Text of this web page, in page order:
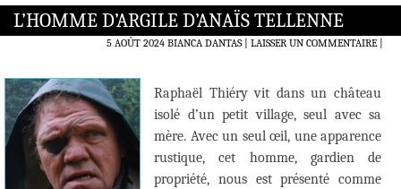
L’HOMME D’ARGILE D’ANAÏS TELLENNE
5 AOÛT 2024 BIANCA DANTAS LAISSER UN COMMENTAIRE|
Raphaël Thiéry vit dans un château
isolé d’un petit village, seul avec sa
mère. Avec un seul œil, une apparence
rustique, cet homme, gardien de
propriété, nous est présenté comme